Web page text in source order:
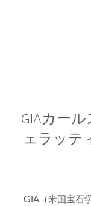
GIAカー
ェラッテ
GIA（米国宝石